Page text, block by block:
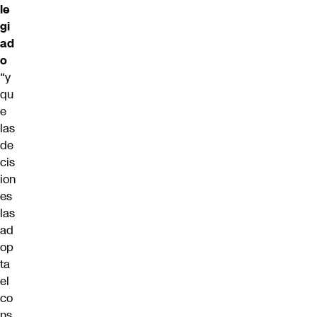
le
gi
ad
o
“y
qu
e
las
de
cis
ion
es
las
ad
op
ta
el
co